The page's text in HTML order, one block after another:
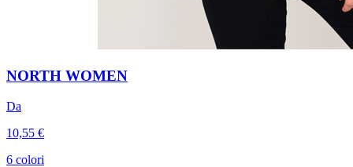
NORTH WOMEN
Da
10,55 €
6 colori